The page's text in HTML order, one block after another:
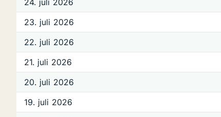
24. juli 2026
23. juli 2026
22. juli 2026
21. juli 2026
20. juli 2026
19. juli 2026